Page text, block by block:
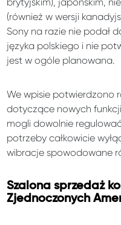
(również w wersji
Sony na razie nie podał
języka polskiego i nie
jest w ogóle planowana.
We wpisie potwierdzono
dotyczące nowych funkcji
mogli dowolnie
potrzeby całkowicie
wibracje spowodowane
Szalona sprzedaż
Zjednoczonych